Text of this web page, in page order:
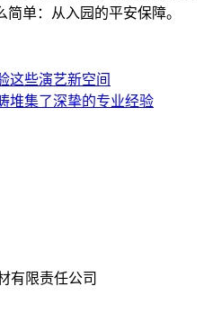
简单：从入园的平安保障。
这些演艺新空间
堆集了深挚的专业经验